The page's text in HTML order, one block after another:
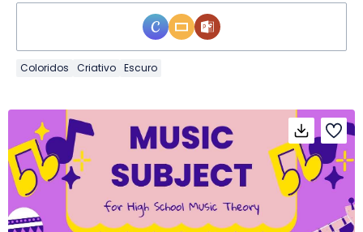
Coloridos Criativo Escuro